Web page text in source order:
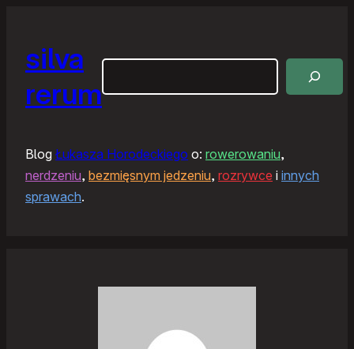
silva
rerum
Blog Łukasza Horodeckiego o: rowerowaniu,
nerdzeniu, bezmięsnym jedzeniu, rozrywce i innych
sprawach.